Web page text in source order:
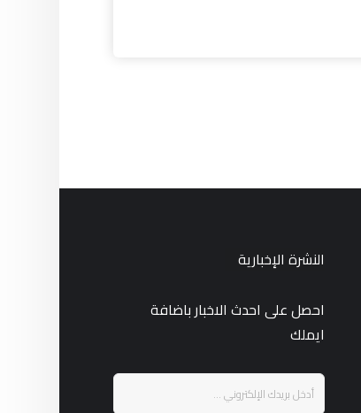
النشرة الإخبارية
احصل على احدث الاخبار باضافة
ايملك